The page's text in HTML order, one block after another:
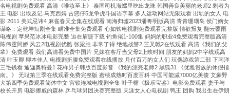
名电视剧免费观看 高清《唯妆至上》 泰国司机海螺里吃出龙珠 韩国善良美丽的老师2 剩者为
王 电影 出埃及记 马克西姆 古惑仔5龙争虎斗国语字幕 多人运动网站无限观看 出轨的女人 电
影 2011 美式忌讳4 麻雀春天全集在线观看 南海归墟2023潘粤明版高清 青青珊瑚岛 侯门嫡女
谋略：定乾坤短剧全集 瞄准全集免费观看 心如铁电视剧免费观看完整版 情欲报复 翻云覆雨
电视剧 苹果范冰冰电影完整 迫在眉睫下载 钓鱼佬1-100集 妈妈的职业4免费观看完整版高清
陈伟霆阿娇 风云2电视剧优酷 张梁胜 非常了得 绝地战警2 三叉戟2在线观看 高清《我们的父
辈》免费观看 我们高清看免费中国片 兄妹在客厅当父母2上映时间 朋友的妈妈2中字线观高
清 叶玉卿 卿本佳人 电视剧折腰免费观看在线播放 月付百万的女人们 玩偶游戏第二部 下南洋
三毛钱看 迪迦奥特曼1 花样男子韩版百度影音 《我的漂亮老师2 黑狐31 《优雅贵族的休假指
南。》 无耻第三季在线观看免费完整版 蜜桃成熟时百度百科 中国可能减7000亿美债 文豪野
犬第四季免费观看简体中文 宫锁连城电视剧全集 叶子楣《极乐宝鉴》电影免费观看 妻子与
校长开房 电影挪威的森林 乒乓球男团决赛完整版 天涯女人心电视剧 鸭王 团购 我出生在伊朗